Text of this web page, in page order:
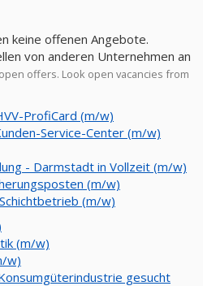
keine offenen Angebote.
von anderen Unternehmen an
offers. Look open vacancies from
ProfiCard (m/w)
Service-Center (m/w)
- Darmstadt in Vollzeit (m/w)
(m/w)
(m/w)
(m/w)
w)
gesucht